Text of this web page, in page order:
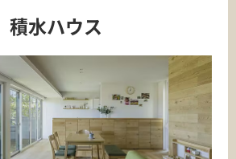
積水ハウス